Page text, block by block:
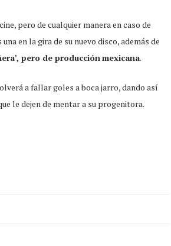
pero de cualquier manera en caso de
en la gira de su nuevo disco, además de
pero de producciónmexicana.
a fallar goles a boca jarro, dando así
le dejen de mentar a su progenitora.